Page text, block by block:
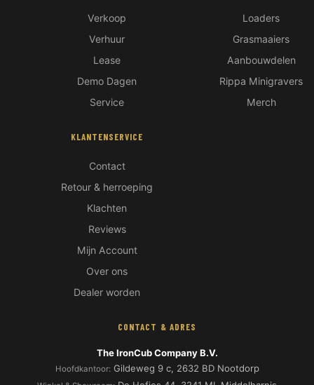
Verkoop
Verhuur
Lease
Demo Dagen
Service
Loaders
Grasmaaiers
Aanbouwdelen
Rippa Minigravers
Merch
KLANTENSERVICE
Contact
Retour & herroeping
Klachten
Reviews
Mijn Account
Over ons
Dealer worden
CONTACT & ADRES
The IronCub Company B.V.
Hoofdkantoor: Gildeweg 9 c, 2632 BD Nootdorp
Hoi! Ik ben de IronCub Beer 🐻